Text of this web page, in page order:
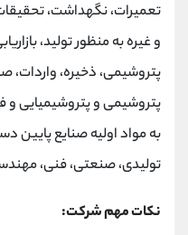
تعمیرات، نگهداشت،
و غیره به منظور تولید،
پتروشیمی، ذخیره، واردات،
پتروشیمی و پتروشیمیایی و
به مواد اولیه صنایع پایین
تولیدی، صنعتی، فنی،
نکات مهم شرکت: